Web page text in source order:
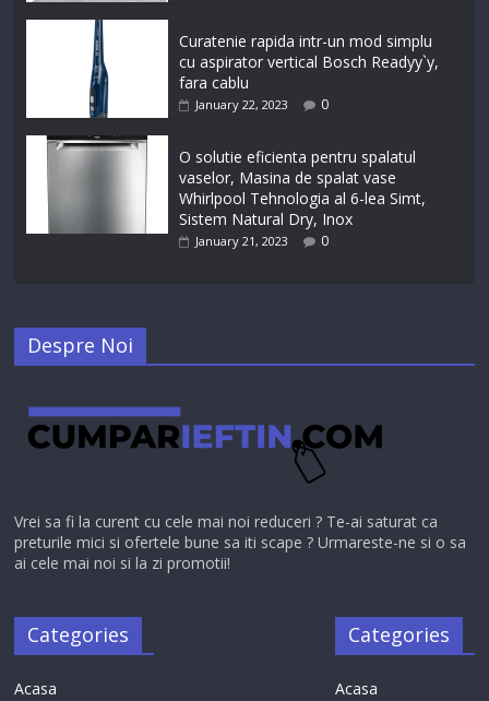
Curatenie rapida intr-un mod simplu
cu aspirator vertical Bosch Readyy`y,
fara cablu
January 22, 2023 0
O solutie eficienta pentru spalatul
vaselor, Masina de spalat vase
Whirlpool Tehnologia al 6-lea Simt,
Sistem Natural Dry, Inox
January 21, 2023 0
Despre Noi
Vrei sa fi la curent cu cele mai noi reduceri ? Te-ai saturat ca
preturile mici si ofertele bune sa iti scape ? Urmareste-ne si o sa
ai cele mai noi si la zi promotii!
Categories
Acasa
Categories
Acasa